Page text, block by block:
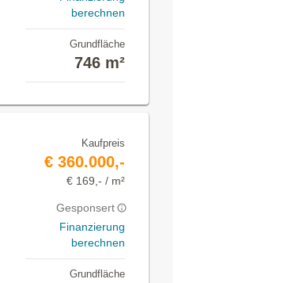
berechnen
Grundfläche
746 m²
Kaufpreis
€ 360.000,-
€ 169,- / m²
Gesponsert
Finanzierung
berechnen
Grundfläche